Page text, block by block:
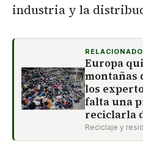
industria y la
Europa
montañas
los
falta una
reciclarla
Reciclaje y